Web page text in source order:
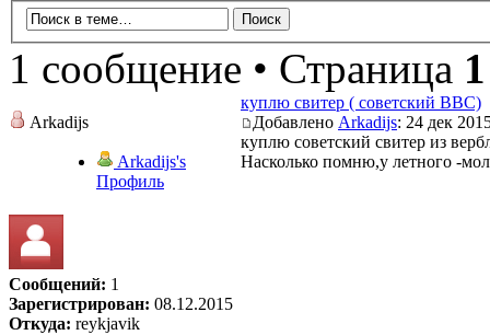
1 сообщение • Страница 1
Arkadijs
Arkadijs's
Профиль
Сообщений: 1
Зарегистрирован: 08.12.2015
Откуда: reykjavik
куплю свитер ( советский ВВС)
Добавлено Arkadijs: 24 дек
куплю советский свитер из
Насколько помню,у летного -